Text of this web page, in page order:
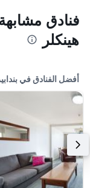
فنادق
هينكلر
أفضل الفنادق في